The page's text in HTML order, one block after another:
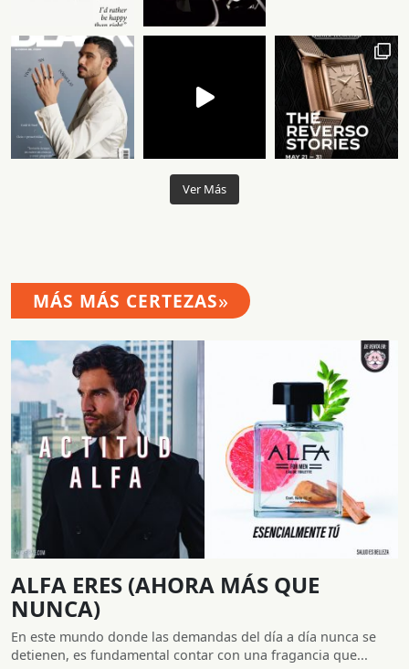
Ver Más
MÁS MÁS CERTEZAS»
ALFA ERES (AHORA MÁS QUE
NUNCA)
En este mundo donde las demandas del día a día nunca se
detienen, es fundamental contar con una fragancia que...